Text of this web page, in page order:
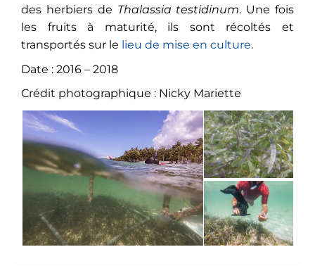
des herbiers de Thalassia testidinum. Une fois
les fruits à maturité, ils sont récoltés et
transportés sur le lieu de mise en culture.
Date : 2016 – 2018
Crédit photographique : Nicky Mariette